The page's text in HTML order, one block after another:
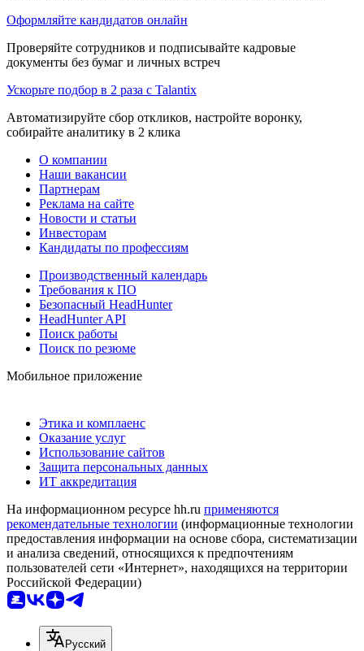
Оформляйте кандидатов онлайн
Проверяйте сотрудников и подписывайте кадровые
документы без бумаг и личных встреч
Ускорьте подбор в 2 раза с Talantix
Автоматизируйте сбор откликов, настройте воронку,
собирайте аналитику в 2 клика
О компании
Наши вакансии
Партнерам
Реклама на сайте
Новости и статьи
Инвесторам
Кандидаты по профессиям
Производственный календарь
Требования к ПО
Безопасный HeadHunter
HeadHunter API
Поиск работы
Поиск по резюме
Мобильное приложение
Этика и комплаенс
Оказание услуг
Использование сайтов
Защита персональных данных
ИТ аккредитация
На информационном ресурсе hh.ru применяются
рекомендательные технологии (информационные технологии
предоставления информации на основе сбора, систематизации
и анализа сведений, относящихся к предпочтениям
пользователей сети «Интернет», находящихся на территории
Российской Федерации)
Русский